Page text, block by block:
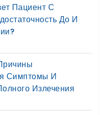
Пациент С
До И
Симптомы И
Излечения